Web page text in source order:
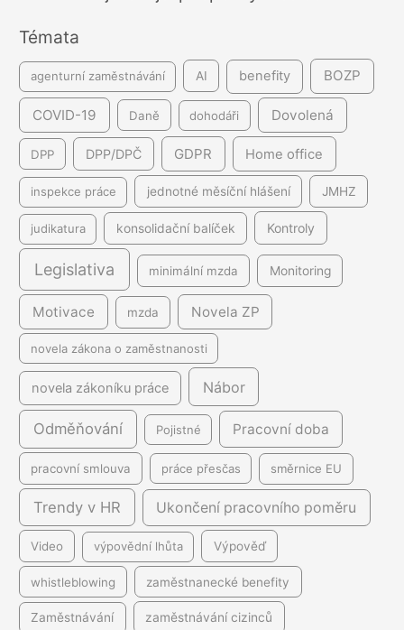
íTémata
agenturní zaměstnávání AI benefity BOZP
COVID-19 Daně dohodáři Dovolená
DPP DPP/DPČ GDPR Home office
inspekce práce jednotné měsíční hlášení JMHZ
judikatura konsolidační balíček Kontroly
Legislativa minimální mzda Monitoring
Motivace mzda Novela ZP
novela zákona o zaměstnanosti
novela zákoníku práce Nábor
Odměňování Pojistné Pracovní doba
pracovní smlouva práce přesčas směrnice EU
Trendy v HR Ukončení pracovního poměru
Video výpovědní lhůta Výpověď
whistleblowing zaměstnanecké benefity
Zaměstnávání zaměstnávání cizinců